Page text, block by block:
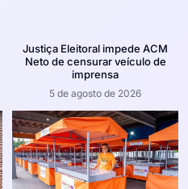
Justiça Eleitoral impede ACM
Neto de censurar veículo de
imprensa
5 de agosto de 2026